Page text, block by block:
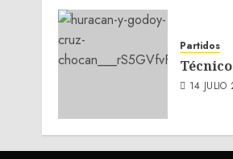
Partidos
14 JULIO